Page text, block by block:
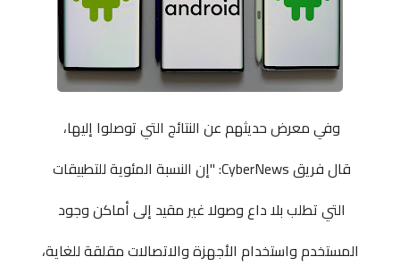
وفي معرض حديثهم عن النتائج التي توصلوا إليها،
قال فريق CyberNews: "إن النسبة المئوية للتطبيقات
التي تطلب بلا داع وصولا غير مقيد إلى أماكن وجود
المستخدم واستخدام الأجهزةوالاتصالات مقلقة للغاية،